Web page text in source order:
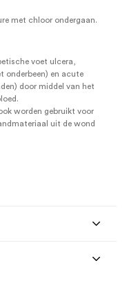
met chloor ondergaan.
voet ulcera,
onderbeen) en acute
door middel van het
worden gebruikt voor
uit de wond